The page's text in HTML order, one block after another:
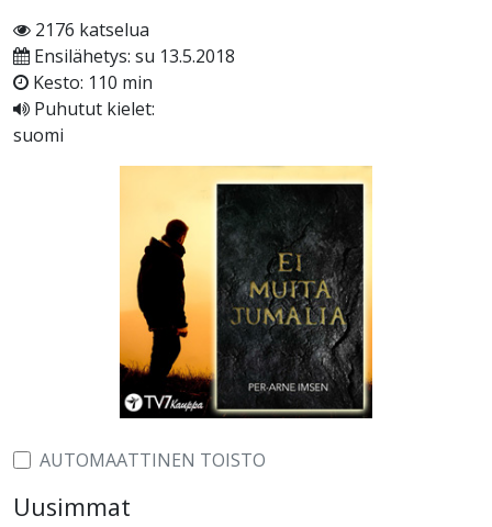
2176 katselua
Ensilähetys: su 13.5.2018
Kesto: 110 min
Puhutut kielet:
suomi
AUTOMAATTINEN TOISTO
Uusimmat